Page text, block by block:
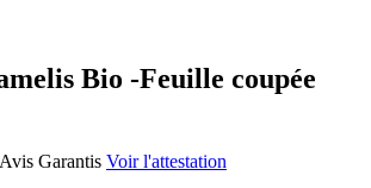
Bio -Feuille coupée
Voir l'attestation